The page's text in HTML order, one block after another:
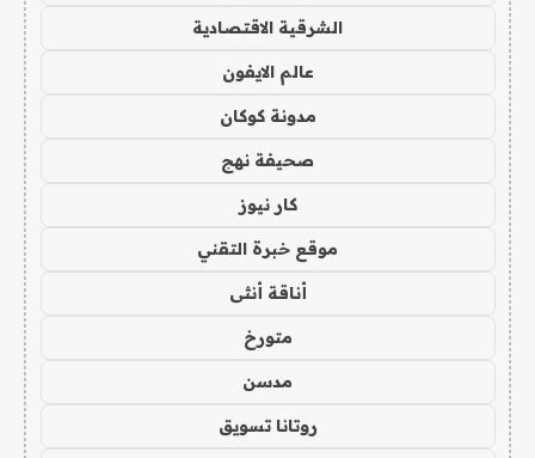
الشرقية الاقتصادية
عالم الايفون
مدونة كوكان
صحيفة نهج
كار نيوز
موقع خبرة التقني
أناقة أنثى
متورخ
مدسن
روتانا تسويق